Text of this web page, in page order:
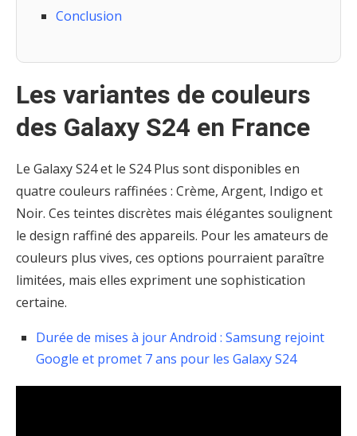
Conclusion
Les variantes de couleurs
des Galaxy S24 en France
Le Galaxy S24 et le S24 Plus sont disponibles en
quatre couleurs raffinées : Crème, Argent, Indigo et
Noir. Ces teintes discrètes mais élégantes soulignent
le design raffiné des appareils. Pour les amateurs de
couleurs plus vives, ces options pourraient paraître
limitées, mais elles expriment une sophistication
certaine.
Durée de mises à jour Android : Samsung rejoint
Google et promet 7 ans pour les Galaxy S24